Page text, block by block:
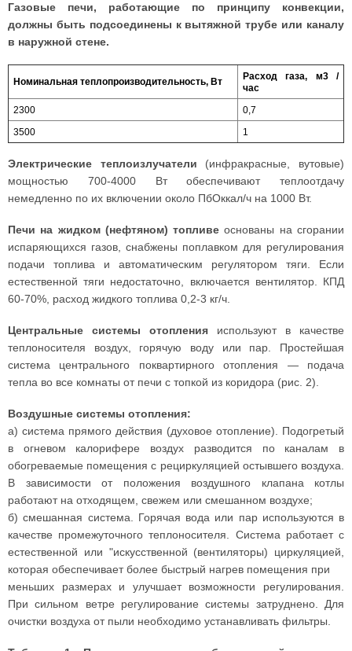
Газовые печи, работающие по принципу конвекции,
должны быть подсоединены к вытяжной трубе или каналу
в наружной стене.
Номинальная теплопроизводительность, Вт
Расход газа, м3 /
час
2300
0,7
3500
1
Электрические теплоизлучатели (инфракрасные, вутовые)
мощностью 700-4000 Вт обеспечивают теплоотдачу
немедленно по их включении около ПбОккал/ч на 1000 Вт.
Печи на жидком (нефтяном) топливе основаны на сгорании
испаряющихся газов, снабжены поплавком для регулирования
подачи топлива и автоматическим регулятором тяги. Если
естественной тяги недостаточно, включается вентилятор. КПД
60-70%, расход жидкого топлива 0,2-3 кг/ч.
Центральные системы отопления используют в качестве
теплоносителя воздух, горячую воду или пар. Простейшая
система центрального поквартирного отопления — подача
тепла во все комнаты от печи с топкой из коридора (рис. 2).
Воздушные системы отопления:
а) система прямого действия (духовое отопление). Подогретый
в огневом калорифере воздух разводится по каналам в
обогреваемые помещения с рециркуляцией остывшего воздуха.
В зависимости от положения воздушного клапана котлы
работают на отходящем, свежем или смешанном воздухе;
б) смешанная система. Горячая вода или пар используются в
качестве промежуточного теплоносителя. Система работает с
естественной или "искусственной (вентиляторы) циркуляцией,
которая обеспечивает более быстрый нагрев помещения при
меньших размерах и улучшает возможности регулирования.
При сильном ветре регулирование системы затруднено. Для
очистки воздуха от пыли необходимо устанавливать фильтры.